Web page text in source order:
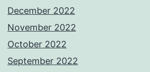
December 2022
November 2022
October 2022
September 2022